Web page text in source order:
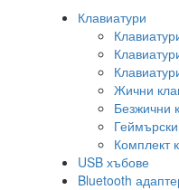
Клавиатури
Жични
Безжични
Комплект
USB хъбове
Bluetooth